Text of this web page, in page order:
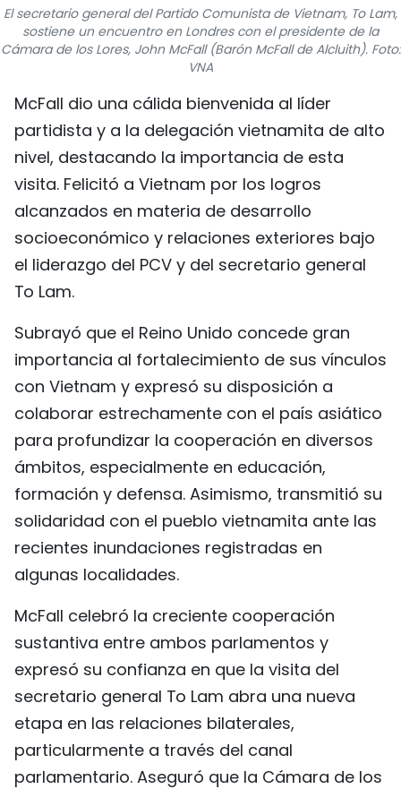
中文
FRANÇAIS
РУССКИЙ
El secretario general del Partido Comunista de Vietnam, To Lam,
sostiene un encuentro en Londres con el presidente de la
Cámara de los Lores, John McFall (Barón McFall de Alcluith). Foto:
VNA
McFall dio una cálida bienvenida al líder
partidista y a la delegación vietnamita de alto
nivel, destacando la importancia de esta
visita. Felicitó a Vietnam por los logros
alcanzados en materia de desarrollo
socioeconómico y relaciones exteriores bajo
el liderazgo del PCV y del secretario general
To Lam.
Subrayó que el Reino Unido concede gran
importancia al fortalecimiento de sus vínculos
con Vietnam y expresó su disposición a
colaborar estrechamente con el país asiático
para profundizar la cooperación en diversos
ámbitos, especialmente en educación,
formación y defensa. Asimismo, transmitió su
solidaridad con el pueblo vietnamita ante las
recientes inundaciones registradas en
algunas localidades.
McFall celebró la creciente cooperación
sustantiva entre ambos parlamentos y
expresó su confianza en que la visita del
secretario general To Lam abra una nueva
etapa en las relaciones bilaterales,
particularmente a través del canal
parlamentario. Aseguró que la Cámara de los